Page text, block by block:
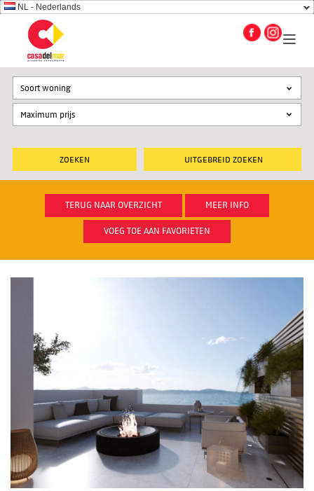
NL - Nederlands
UITGEBREID ZOEKEN
Soort woning
TERUG NAAR OVERZICHT MEER INFO
VOEG TOE AAN FAVORIETEN